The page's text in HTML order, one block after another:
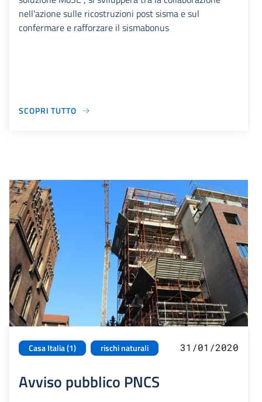
nell'azione sulle ricostruzioni post sisma e sul
confermare e rafforzare il sismabonus
SCOPRI TUTTO
Casa Italia (1) rischi naturali 31/01/2020
Avviso pubblico PNCS